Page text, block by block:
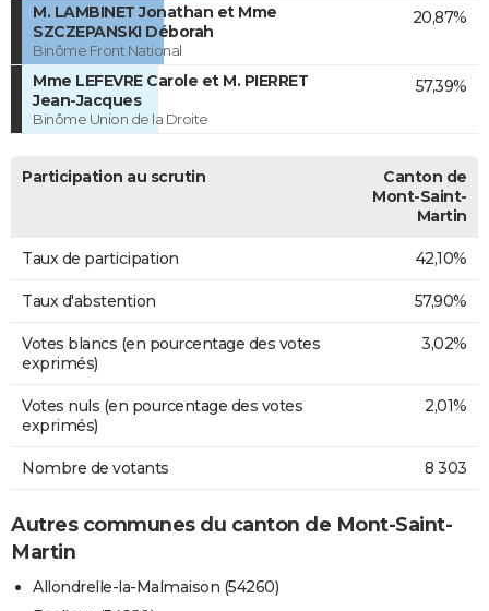
M. LAMBINET Jonathan et Mme
SZCZEPANSKI Déborah
Binôme Front National
20,87%
Mme LEFEVRE Carole et M. PIERRET
Jean-Jacques
Binôme Union de la Droite
57,39%
Participation au scrutin
Canton de
Mont-Saint-
Martin
Taux de participation 42,10%
Taux d'abstention 57,90%
Votes blancs (en pourcentage des votes
exprimés)
3,02%
Votes nuls (en pourcentage des votes
exprimés)
2,01%
Nombre de votants 8 303
Autres communes du canton de Mont-Saint-
Martin
Allondrelle-la-Malmaison (54260)